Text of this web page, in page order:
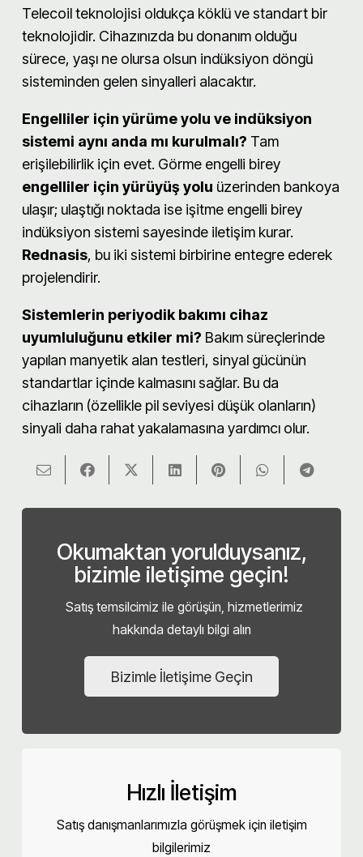
Telecoil teknolojisi oldukça köklü ve standart bir
teknolojidir. Cihazınızda bu donanım olduğu
sürece, yaşı ne olursa olsun indüksiyon döngü
sisteminden gelen sinyalleri alacaktır.
Engelliler için yürüme yolu ve indüksiyon
sistemi aynı anda mı kurulmalı? Tam
erişilebilirlik için evet. Görme engelli birey
engelliler için yürüyüş yolu üzerinden bankoya
ulaşır; ulaştığı noktada ise işitme engelli birey
indüksiyon sistemi sayesinde iletişim kurar.
Rednasis, bu iki sistemi birbirine entegre ederek
projelendirir.
Sistemlerin periyodik bakımı cihaz
uyumluluğunu etkiler mi? Bakım süreçlerinde
yapılan manyetik alan testleri, sinyal gücünün
standartlar içinde kalmasını sağlar. Bu da
cihazların (özellikle pil seviyesi düşük olanların)
sinyali daha rahat yakalamasına yardımcı olur.
Okumaktan yorulduysanız,
bizimle iletişime geçin!
Satış temsilcimiz ile görüşün, hizmetlerimiz
hakkında detaylı bilgi alın
Bizimle İletişime Geçin
Hızlı İletişim
Satış danışmanlarımızla görüşmek için iletişim
bilgilerimiz